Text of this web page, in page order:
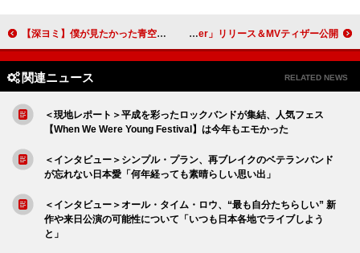
【深ヨミ】僕が見たかった青空『あれはフェアリー』の初週販売動向を過去作と比較調査 Official髭男dism、TVアニメ『ダーウィン事変』OP主題歌「Make Me Wonder」リリース＆MVティザー公開
関連ニュース RELATED NEWS
＜現地レポート＞平成を彩ったロックバンドが集結、人気フェス
【When We Were Young Festival】は今年もエモかった
＜インタビュー＞シンプル・プラン、再ブレイクのベテランバンド
が忘れない日本愛「何年経っても素晴らしい思い出」
＜インタビュー＞オール・タイム・ロウ、“最も自分たちらしい” 新
作や来日公演の可能性について「いつも日本各地でライブしよう
と」